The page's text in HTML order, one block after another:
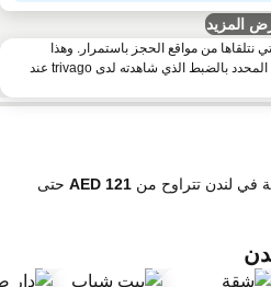
المزيد
نتلقاها من مواقع الحجز باستمرار. وهذا
يعني أنك قد لا تجد أحيانًا العرض المحدد بالضبط الذي شاهدته لدى trivago عند
في لندن تتراوح من
حتى